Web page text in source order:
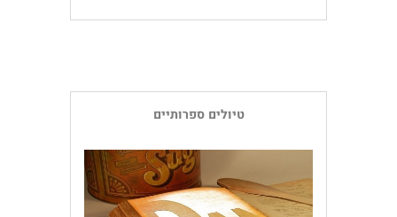
טיולים ספרותיים